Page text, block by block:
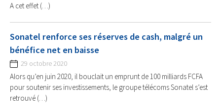
A cet effet (…)
Sonatel renforce ses réserves de cash, malgré un
bénéfice net en baisse
29 octobre 2020
Alors qu’en juin 2020, il bouclait un emprunt de 100 milliards FCFA
pour soutenir ses investissements, le groupe télécoms Sonatel s’est
retrouvé (…)